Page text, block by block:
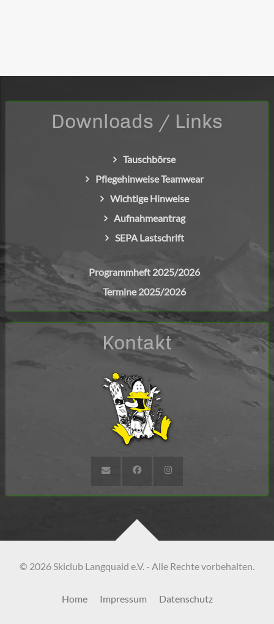
Downloads / Links
Tauschbörse
Pflegehinweise Teamwear
Wichtige Hinweise
Aufnahmeantrag
SEPA Lastschrift
Programmheft 2025/2026
Termine 2025/2026
Kontakt
© 2026 Skiclub Langquaid e.V. - Alle Rechte vorbehalten.
Home Impressum Datenschutz